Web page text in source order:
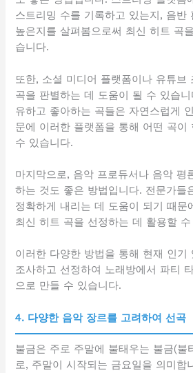
스트리밍 수를 기록하고 있는지, 음반
높은지를 살펴봄으로써 최신 히트 곡
습니다.
또한, 소셜 미디어 플랫폼이나 유튜브
곡을 판별하는 데 도움이 될 수 있습
유하고 좋아하는 곡들은 자연스럽게
문에 이러한 플랫폼을 통해 어떤 곡이
수 있습니다.
마지막으로, 음악 프로듀서나 음악 평
하는 것도 좋은 방법입니다. 전문가들
정확하게 내리는 데 도움이 되기 때문
최신 히트 곡을 선정하는 데 활용할
이러한 다양한 방법을 통해 현재 인기
조사하고 선정하여 노래방에서 파티
으로 만들 수 있습니다.
4. 다양한 음악 장르를 고려하여 선곡
불금은 주로 주말에 불태우는 불금(불
로, 주말이 시작되는 금요일을 의미합